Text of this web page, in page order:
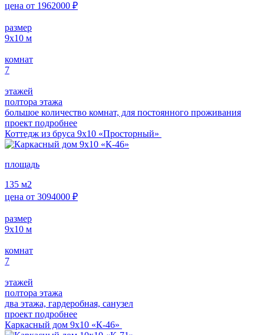
цена от 1962000 ₽
размер
9х10 м
комнат
7
этажей
полтора этажа
большое количество комнат, для постоянного проживания
проект подробнее
Коттедж из бруса 9х10 «Просторный»
площадь
135 м2
цена от 3094000 ₽
размер
9х10 м
комнат
7
этажей
полтора этажа
два этажа, гардеробная, санузел
проект подробнее
Каркасный дом 9х10 «К-46»